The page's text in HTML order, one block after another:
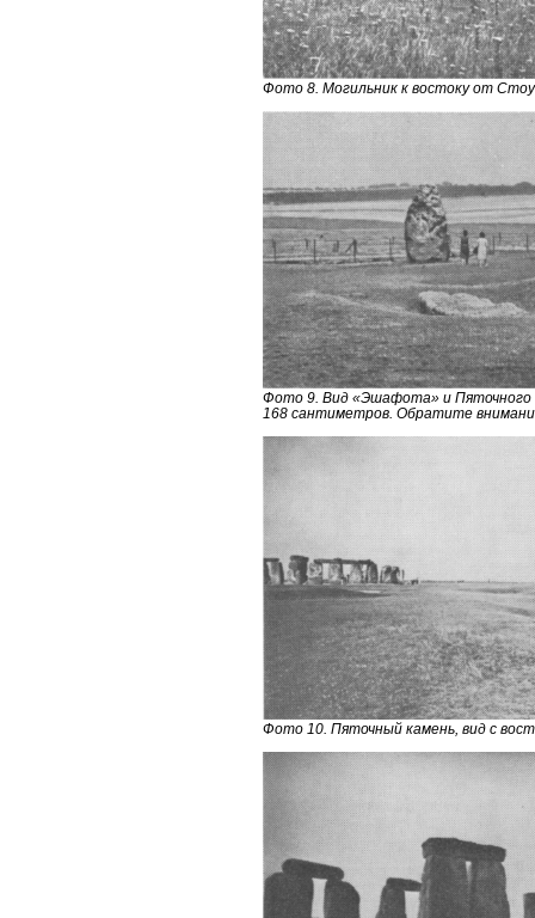
Фото 8. Могильник к востоку от
Фото 9. Вид «Эшафота» и Пяточного
168 сантиметров. Обратите
Фото 10. Пяточный камень, вид с